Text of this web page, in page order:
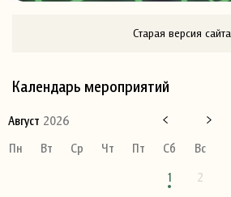
Старая версия сайта
Календарь мероприятий
Август 2026
Пн
Вт Ср Чт Пт Сб
Вс
1
2